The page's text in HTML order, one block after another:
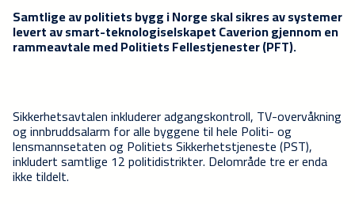
Samtlige av politiets bygg i Norge skal sikres av systemer
levert av smart-teknologiselskapet Caverion gjennom en
rammeavtale med Politiets Fellestjenester (PFT).
Sikkerhetsavtalen inkluderer adgangskontroll, TV-overvåkning
og innbruddsalarm for alle byggene til hele Politi- og
lensmannsetaten og Politiets Sikkerhetstjeneste (PST),
inkludert samtlige 12 politidistrikter. Delområde tre er enda
ikke tildelt.